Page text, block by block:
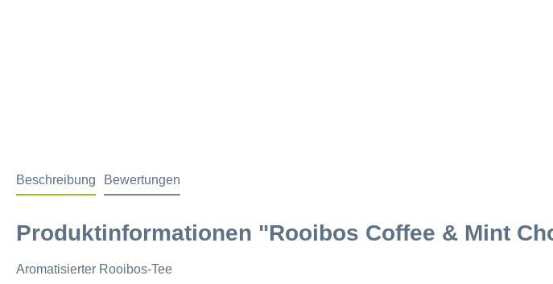
Beschreibung Bewertungen
Produktinformationen "Rooibos Coffee & Mint
Aromatisierter Rooibos-Tee